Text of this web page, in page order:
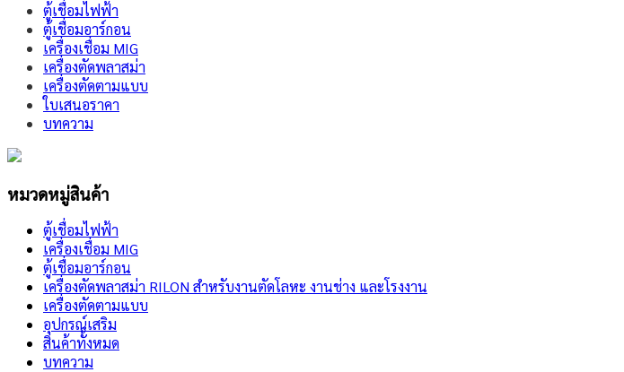
ตู้เชื่อมไฟฟ้า
ตู้เชื่อมอาร์กอน
เครื่องเชื่อม MIG
เครื่องตัดพลาสม่า
เครื่องตัดตามแบบ
ใบเสนอราคา
บทความ
หมวดหมู่สินค้า
ตู้เชื่อมไฟฟ้า
เครื่องเชื่อม MIG
ตู้เชื่อมอาร์กอน
เครื่องตัดพลาสม่า RILON สำหรับงานตัดโลหะ งานช่าง และโรงงาน
เครื่องตัดตามแบบ
อุปกรณ์เสริม
สินค้าทั้งหมด
บทความ